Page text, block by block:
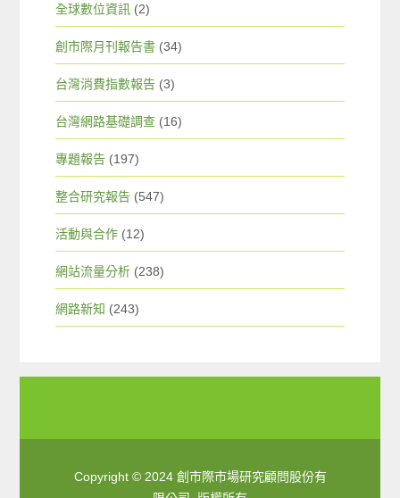
全球數位資訊 (2)
創市際月刊報告書 (34)
台灣消費指數報告 (3)
台灣網路基礎調查 (16)
專題報告 (197)
整合研究報告 (547)
活動與合作 (12)
網站流量分析 (238)
網路新知 (243)
Copyright © 2024 創市際市場研究顧問股份有